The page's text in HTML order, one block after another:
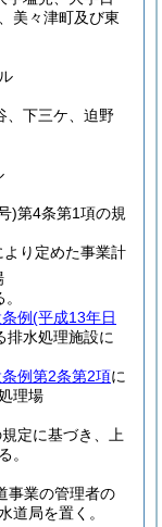
美々津町及び東
、下三ケ、迫野
)第4条第1項の規
り定めた事業計
例(平成13年日
排水処理施設に
例第2条第2項に
理場
定に基づき、上
。
事業の管理者の
道局を置く。